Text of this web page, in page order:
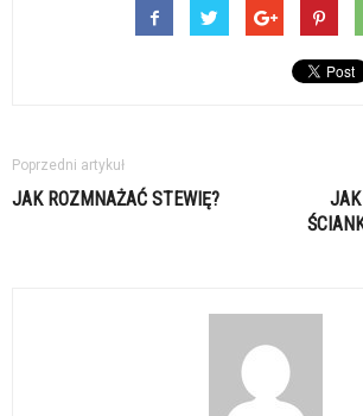
Poprzedni artykuł
JAK ROZMNAŻAĆ STEWIĘ?
JAK